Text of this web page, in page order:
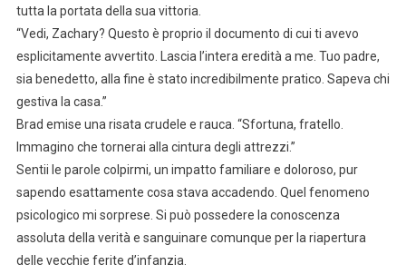
tutta la portata della sua vittoria.
“Vedi, Zachary? Questo è proprio il documento di cui ti avevo
esplicitamente avvertito. Lascia l’intera eredità a me. Tuo padre,
sia benedetto, alla fine è stato incredibilmente pratico. Sapeva chi
gestiva la casa.”
Brad emise una risata crudele e rauca. “Sfortuna, fratello.
Immagino che tornerai alla cintura degli attrezzi.”
Sentii le parole colpirmi, un impatto familiare e doloroso, pur
sapendo esattamente cosa stava accadendo. Quel fenomeno
psicologico mi sorprese. Si può possedere la conoscenza
assoluta della verità e sanguinare comunque per la riapertura
delle vecchie ferite d’infanzia.